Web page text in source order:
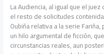
La Audiencia, al igual que el
el resto de solicitudes
Oubiña relativa a la serie
un hilo argumental de ficción,
circunstancias reales, aun